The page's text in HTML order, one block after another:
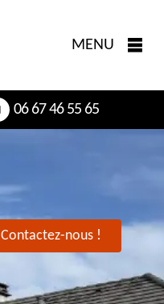
MENU
06 67 46 55 65
Contactez-nous !